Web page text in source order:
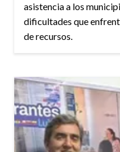
asistencia a los
dificultades que
de recursos.